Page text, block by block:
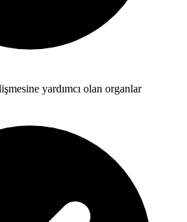
yardımcı olan organlar